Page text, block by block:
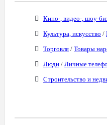
Кино-, видео-, шоу-
Культура, искусство /
Торговля / Товары
Люди / Личные
Строительство и